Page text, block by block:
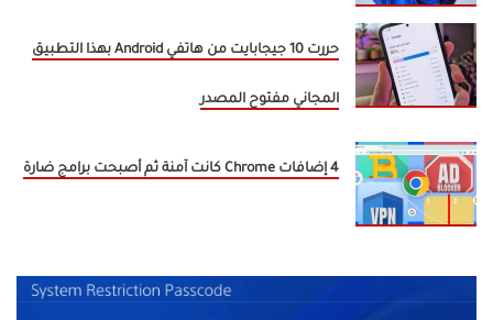
حررت 10 جيجابايت من هاتفي Android بهذا التطبيق
المجاني مفتوح المصدر
4 إضافات Chrome كانت آمنة ثم أصبحت برامج ضارة